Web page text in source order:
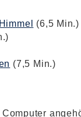
(6,5 Min.)
(7,5 Min.)